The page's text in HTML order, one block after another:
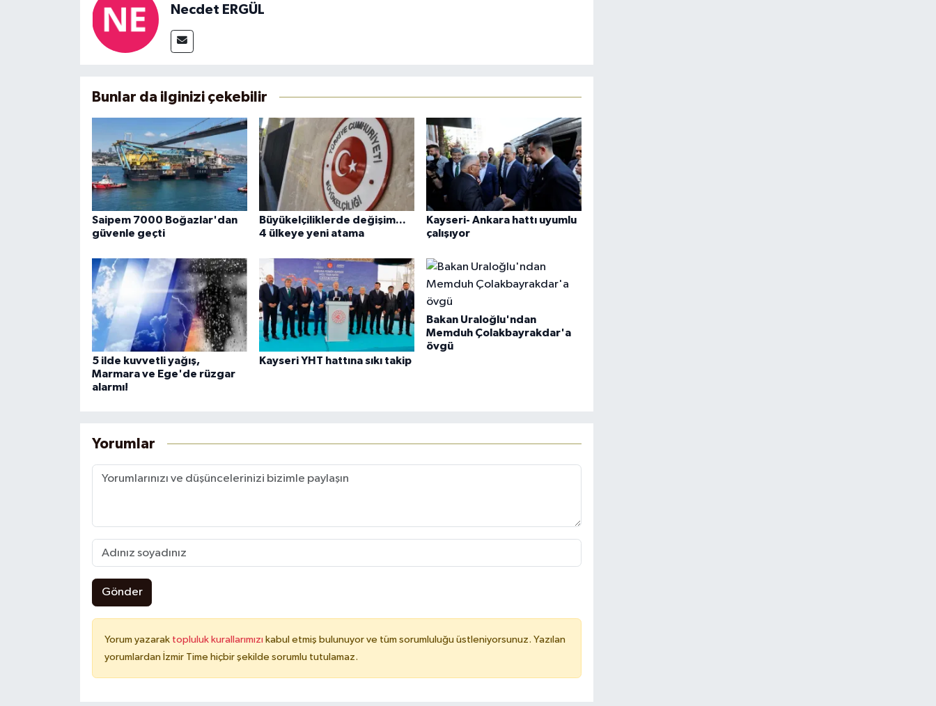
Necdet ERGÜL
Bunlar da ilginizi çekebilir
Saipem 7000 Boğazlar'dan
güvenle geçti
Büyükelçiliklerde değişim...
4 ülkeye yeni atama
Kayseri- Ankara hattı uyumlu
çalışıyor
5 ilde kuvvetli yağış,
Marmara ve Ege'de rüzgar
alarmı!
Kayseri YHT hattına sıkı takip
Bakan Uraloğlu'ndan
Memduh Çolakbayrakdar'a
övgü
Yorumlar
Gönder
Yorum yazarak topluluk kurallarımızı kabul etmiş bulunuyor ve tüm sorumluluğu üstleniyorsunuz. Yazılan
yorumlardan İzmir Time hiçbir şekilde sorumlu tutulamaz.